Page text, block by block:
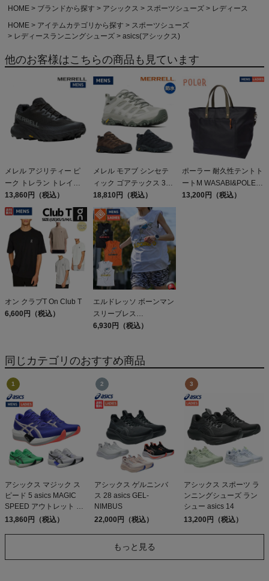
HOME ブランドから探す アシックス スポーツシューズ
レディース
HOME
アイテムカテゴリから探す
スポーツシューズ
レディースランニングシューズ
asics(アシックス)
他のお客様はこちらの商品も見ています
メレル アジリティー ピ
ーク トレラン トレイル
ランニングシューズ 厚底
アウトドア ローカット
長距離 長時間 MERRELL
AGILITY PEAK 5 アウト
レット セール
13,860円（税込）
メレル モアブ シンセテ
ィック ゴアテックス 3
MERRELL
18,810円（税込）
ポーラー 耐久性テントト
ートM WASABI&POLER
POLeR Durable Tent
13,200円（税込）
オン クラブT On Club T
6,600円（税込）
エルドレッソ ボーンマン
スリーブレス
ELDORESO Boneman
6,930円（税込）
同じカテゴリのおすすめ商品
アシックス マジック ス
ピード 5 asics MAGIC
SPEED アウトレット セ
ール
13,860円（税込）
アシックス ゲルニンバ
ス 28 asics GEL-
NIMBUS
22,000円（税込）
アシックス スポーツ ラ
ンニングシューズ ラン
シュー asics 14
13,200円（税込）
もっと見る